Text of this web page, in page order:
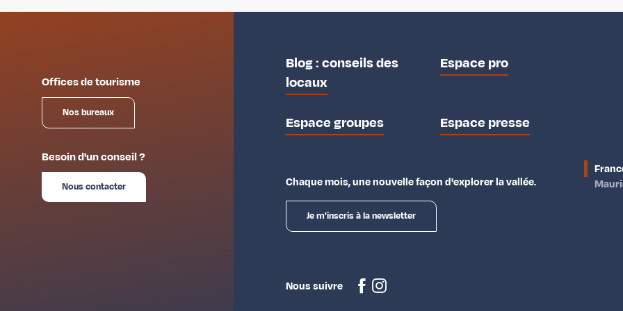
Offices de tourisme
Nos bureaux
Besoin d'un conseil ?
Nous contacter
Blog : conseils des
locaux
Espace pro
Espace groupes Espace presse
Chaque mois, une nouvelle façon d'explorer la vallée.
Je m'inscris à la newsletter
Nous suivre